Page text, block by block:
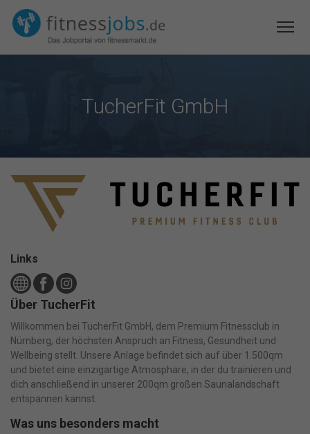
TucherFit GmbH
Links
Über TucherFit
Willkommen bei TucherFit GmbH, dem Premium Fitnessclub in
Nürnberg, der höchsten Anspruch an Fitness, Gesundheit und
Wellbeing stellt. Unsere Anlage befindet sich auf über 1.500qm
und bietet eine einzigartige Atmosphäre, in der du trainieren und
dich anschließend in unserer 200qm großen Saunalandschaft
entspannen kannst.
Was uns besonders macht